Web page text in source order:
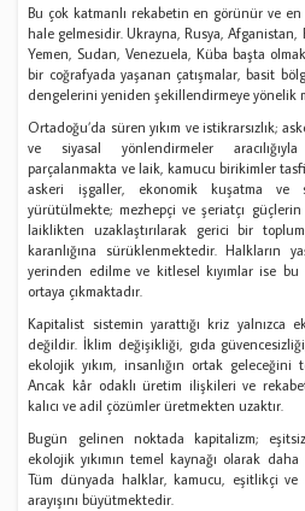
Bu çok katmanlı rekabetin en görünür ve en
hale gelmesidir. Ukrayna, Rusya,
Yemen, Sudan, Venezuela, Küba başta
bir coğrafyada yaşanan çatışmalar, basit
dengelerini yeniden şekillendirmeye yönelik
Ortadoğu’da süren yıkım ve istikrarsızlık;
ve siyasal yönlendirmeler
parçalanmakta ve laik, kamucu birikimler
askeri işgaller, ekonomik kuşatma ve
yürütülmekte; mezhepçi ve şeriatçı
laiklikten uzaklaştırılarak gerici bir
karanlığına sürüklenmektedir. Halkların
yerinden edilme ve kitlesel kıyımlar ise
ortaya çıkmaktadır.
Kapitalist sistemin yarattığı kriz yalnızca
değildir. İklim değişikliği, gıda
ekolojik yıkım, insanlığın ortak geleceğini
Ancak kâr odaklı üretim ilişkileri ve
kalıcı ve adil çözümler üretmekten uzaktır.
Bugün gelinen noktada kapitalizm;
ekolojik yıkımın temel kaynağı olarak
Tüm dünyada halklar, kamucu, eşitlikçi
arayışını büyütmektedir.